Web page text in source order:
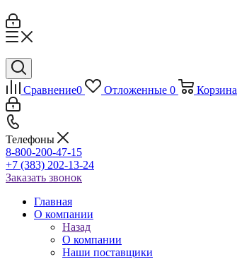
Сравнение0 Отложенные 0 Корзина
Телефоны
8-800-200-47-15
+7 (383) 202-13-24
Заказать звонок
Главная
О компании
Назад
О компании
Наши поставщики